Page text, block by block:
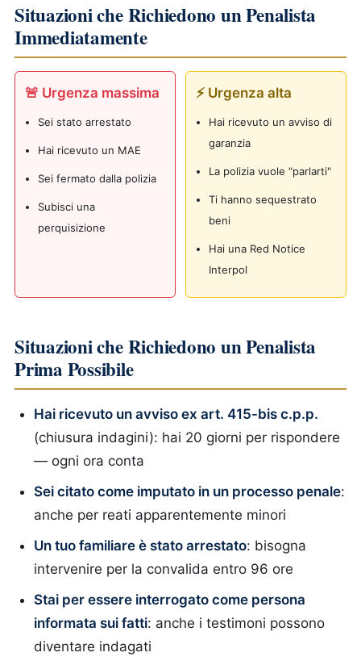
Situazioni che Richiedono un Penalista
Immediatamente
🚨 Urgenza massima
Sei stato arrestato
Hai ricevuto un MAE
Sei fermato dalla polizia
Subisci una
perquisizione
⚡ Urgenza alta
Hai ricevuto un avviso di
garanzia
La polizia vuole "parlarti"
Ti hanno sequestrato
beni
Hai una Red Notice
Interpol
Situazioni che Richiedono un Penalista
Prima Possibile
Hai ricevuto un avviso ex art. 415-bis c.p.p.
(chiusura indagini): hai 20 giorni per rispondere
— ogni ora conta
Sei citato come imputato in un processo penale:
anche per reati apparentemente minori
Un tuo familiare è stato arrestato: bisogna
intervenire per la convalida entro 96 ore
Stai per essere interrogato come persona
informata sui fatti: anche i testimoni possono
diventare indagati